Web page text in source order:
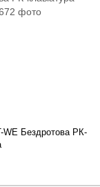
WE Бездротова РК-